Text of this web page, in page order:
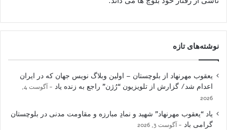
نوشته‌های تازه
یعقوب مهرنهاد از بلوچستان – اولین وبلاگ نویس جهان که در ایران
اعدام شد/ گزارش از تلویزیون “رُژن” راجع به زنده یاد
آگوست 4,
2026
یاد “یعقوب مهرنهاد” شهید و نمادِ مبارزه و مقاومت مدنی در بلوچستان
گرامی باد
آگوست 3, 2026